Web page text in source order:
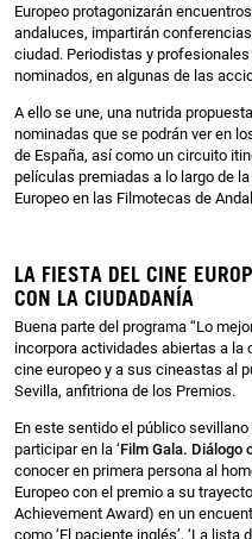
Europeo protagonizarán
andaluces, impartirán
ciudad. Periodistas y
nominados, en algunas de las
A ello se une, una nutrida
nominadas que se podrán ver en
de España, así como un circuito
películas premiadas a lo largo de
Europeo en las Filmotecas de
LA FIESTA DEL CINE
CON LA CIUDADANÍA
Buena parte del programa “Lo
incorpora actividades abiertas a la
cine europeo y a sus cineastas al
Sevilla, anfitriona de los Premios.
En este sentido el público
participar en la ‘Film Gala. Diálogo
conocer en primera persona al
Europeo con el premio a su
Achievement Award) en un
como ‘El paciente inglés’, ‘La lista